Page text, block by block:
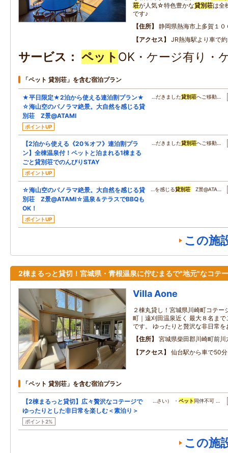
荘が人気☆特色豊かな貸別荘は全
です♪
住所
静岡県熱海市上多賀１０
アクセス
JR熱海駅より車で
サービス ペット OK・ケージ有り・
「ペット 貸別荘」を含む宿泊プラン
★平日限定★2泊から使える連泊割プラン★
☆海山空のパノラマ絶景。大自然を感じる貸
別荘 Z景@ATAMI
ポイントUP
…だきました貸別荘へご移動…
【2泊から使える《20％オフ》連泊割プラ
ン】全棟温泉付！ペットと泊まれる1棟まる
ごと貸別荘でのんびりSTAY
ポイントUP
…だきました貸別荘へご移動…
☆海山空のパノラマ絶景。大自然を感じる貸
別荘 Z景@ATAMI☆温泉＆テラスでBBQも
OK！
ポイントUP
…を感じる貸別荘 Z景@ATA…
この施
2棟まるっと貸切！宮城県・青根温泉に佇むまるで"地元"なコテ
Villa Aone
２棟丸貸し！宮城県川崎町コテ
町｜遠刈田温泉近く 最大８名ま
です。 ゆったりと贅沢な非日常
住所
宮城県柴田郡川崎町前川
アクセス
仙台駅から車で50分
「ペット 貸別荘」を含む宿泊プラン
【2棟まるっと貸切】広々贅沢なコテージで
ゆったりとした非日常を楽しむ＜素泊り＞
ポイント2%
…さい） ・ ペット 同伴不可 …
この施